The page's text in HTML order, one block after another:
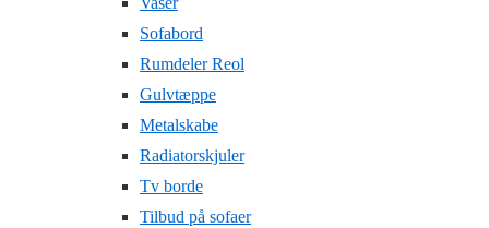
Sofabord
Rumdeler Reol
Gulvtæppe
Metalskabe
Radiatorskjuler
Tv borde
Tilbud på sofaer